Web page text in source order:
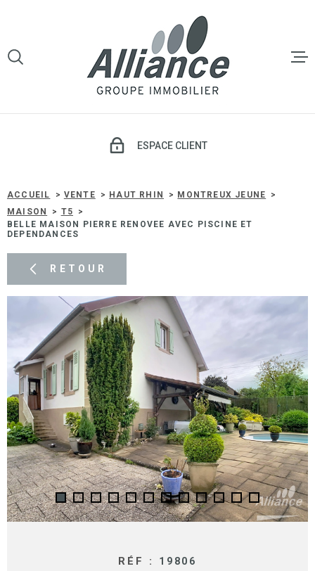
recherche
principal
NOS
VENDUS
NOS
ESPACE CLIENT
ACCUEIL VENTE HAUT RHIN
MONTREUX JEUNE
MAISON
T5
BELLE MAISON PIERRE RENOVEE AVEC PISCINE ET
DEPENDANCES
RETOUR
RÉF : 19806
VOTRE
RECHERCHE
BIEN
Surface
SURFACE
Pièces
PIÈCES
RÉFÉRENCE
PLUS DE CRITÈRES
RECHERCHER